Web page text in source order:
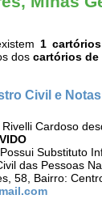
1 cartórios
dos cartórios de
Civil e Notas
Cardoso
Substituto
das Pessoas
58, Bairro: